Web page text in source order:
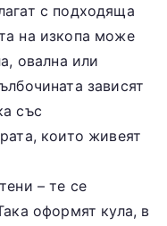
с подходяща
на изкопа може
овална или
зависят
със
които живеят
– те се
оформят кула, в